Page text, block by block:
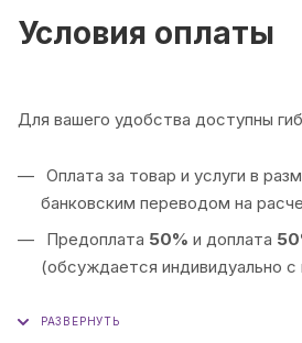
Условия оплаты
Для вашего удобства доступны
Оплата за товар и услуги в
банковским переводом на
Предоплата 50% и доплата
(обсуждается индивидуально
(обсуждается индивидуально